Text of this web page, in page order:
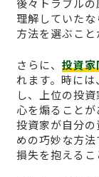
後々トラブル
理解していた
方法を選ぶこと
さらに、 投資
れます。時に
し、上位の投
心を煽ることが
投資家が自分
めの巧妙な方
損失を抱えるこ